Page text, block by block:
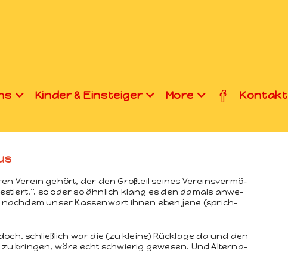
Kinder & Einsteiger More Kontakt
Vere­in gehört, der den Großteil seines Vere­insver­mö­
so oder so ähn­lich klang es den damals anwe­
unser Kassen­wart ihnen eben jene (sprich­
schließlich war die (zu kleine) Rück­lage da und den
zu brin­gen, wäre echt schwierig gewe­sen. Und Alter­na­